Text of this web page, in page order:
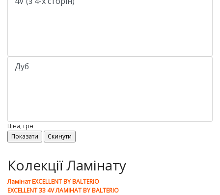
Ціна, грн
Колекції Ламінату
Ламiнат EXCELLENT BY BALTERIO
EXCELLENT 33 4V ЛАМІНАТ BY BALTERIO